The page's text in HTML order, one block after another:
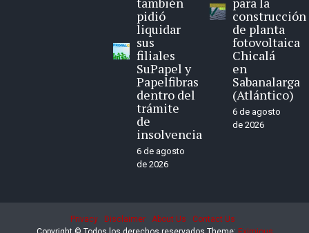
pidió
liquidar
sus
filiales
SuPapel y
Papelfibras
dentro del
trámite
de
insolvencia
6 de agosto
de 2026
construcción
de planta
fotovoltaica
Chicalá
en
Sabanalarga
(Atlántico)
6 de agosto
de 2026
Privacy Disclaimer About Us
Contact Us